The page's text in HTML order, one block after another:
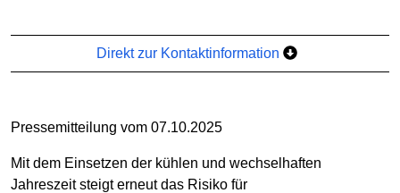
Direkt zur Kontaktinformation
Pressemitteilung vom 07.10.2025
Mit dem Einsetzen der kühlen und wechselhaften
Jahreszeit steigt erneut das Risiko für